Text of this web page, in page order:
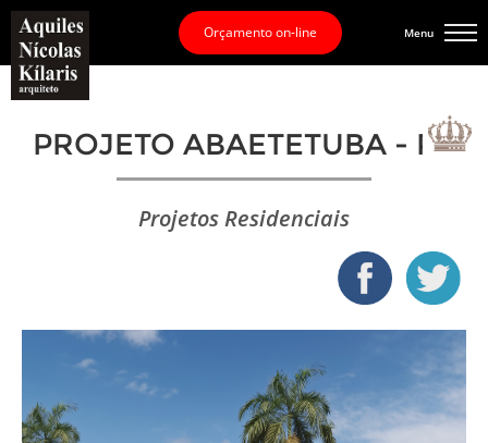
Orçamento on-line Menu
PROJETO ABAETETUBA - PA
Projetos Residenciais